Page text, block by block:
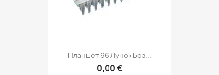
Планшет 96 Лунок Без...
0,00 €